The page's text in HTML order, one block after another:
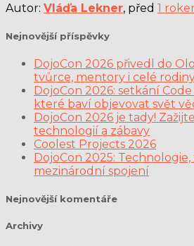
Autor: Vláďa Lekner, před 1
Nejnovější příspěvky
DojoCon 2026 přivedl do
tvůrce, mentory i celé
DojoCon 2026: setkání
které baví objevovat svět
DojoCon 2026 je tady!
technologií a zábavy
Coolest Projects 2026
DojoCon 2025: Technologie,
mezinárodní spojení
Nejnovější komentáře
Archivy